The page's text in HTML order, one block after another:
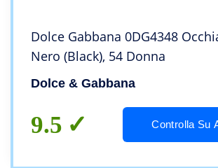
Dolce Gabbana 0DG4348
Nero (Black), 54 Donna
Dolce & Gabbana
9.5 Controlla Su